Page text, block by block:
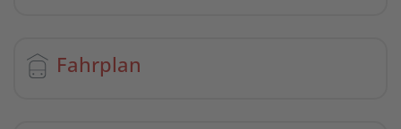
Fahrplan